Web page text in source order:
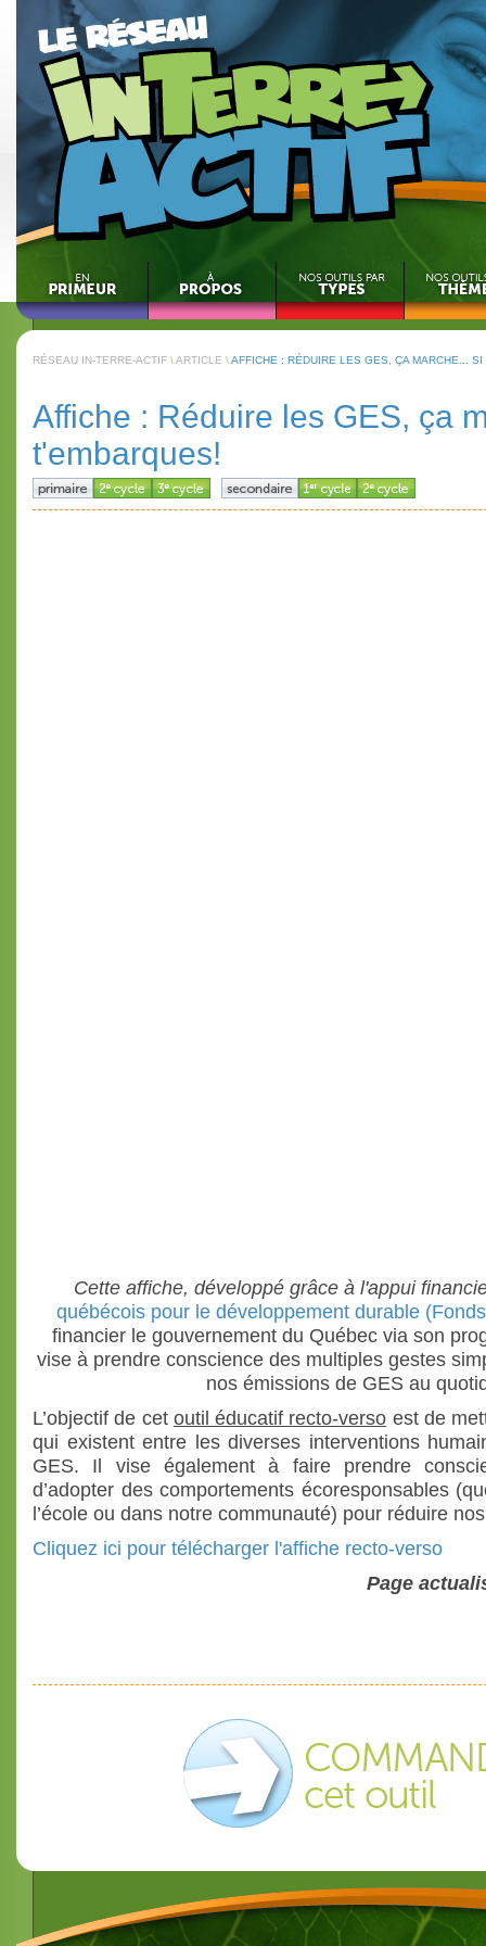
RÉSEAU IN-TERRE-ACTIF \ARTICLE \AFFICHE : RÉDUIRE LES GES, ÇA MARCHE...
Affiche : Réduire les GES, ça
t'embarques!
Cette affiche, développé grâce à l'appui
québécois pour le développement durable
financier le gouvernement du Québec via son
vise à prendre conscience des multiples gestes
nos émissions de GES au
L’objectif de cet outil éducatif recto-verso est de
qui existent entre les diverses interventions
GES. Il vise également à faire prendre
d’adopter des comportements écoresponsables
l’école ou dans notre communauté) pour réduire
Cliquez ici pour télécharger l'affiche recto-verso
Page